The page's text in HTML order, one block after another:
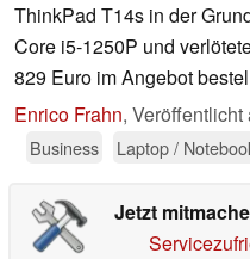
ThinkPad T14s in der
Core i5-1250P und
829 Euro im Angebot
Enrico Frahn, Veröffentlicht
Business
Laptop /
Jetzt